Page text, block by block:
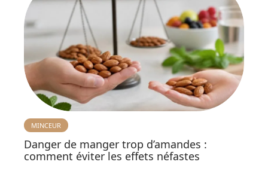
MINCEUR
Danger de manger trop d’amandes :
comment éviter les effets néfastes